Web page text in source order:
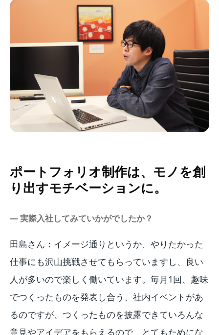
ポートフォリオ制作は、モノを創
り出すモチベーションに。
― 実際入社してみていかがでしたか？
田島さん：イメージ通りというか、やりたかった
仕事にも沢山挑戦させてもらっていますし、良い
人が多いので楽しく働いています。毎月1回、趣味
でつくったものを発表し合う、社内イベントがあ
るのですが、つくったものを披露できていろんな
意見やアイデアをもらえるので、とてもためにな